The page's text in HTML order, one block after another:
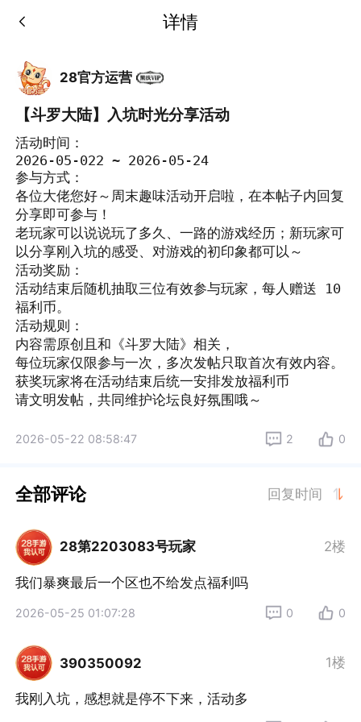
详情
28官方运营
【斗罗大陆】入坑时光分享活动
活动时间：
2026-05-022 ~ 2026-05-24
参与方式：
各位大佬您好～周末趣味活动开启啦，在本帖子内回复
分享即可参与！
老玩家可以说说玩了多久、一路的游戏经历；新玩家可
以分享刚入坑的感受、对游戏的初印象都可以～
活动奖励：
活动结束后随机抽取三位有效参与玩家，每人赠送 10
福利币。
活动规则：
内容需原创且和《斗罗大陆》相关，
每位玩家仅限参与一次，多次发帖只取首次有效内容。
获奖玩家将在活动结束后统一安排发放福利币
请文明发帖，共同维护论坛良好氛围哦～
2026-05-22 08:58:47 2 0
全部评论 回复时间
28第2203083号玩家 2楼
我们暴爽最后一个区也不给发点福利吗
2026-05-25 01:07:28 0 0
390350092 1楼
我刚入坑，感想就是停不下来，活动多